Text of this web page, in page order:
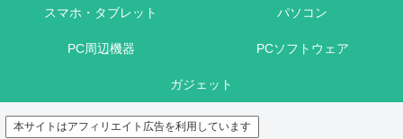
スマホ・タブレット パソコン
PC周辺機器 PCソフトウェア
ガジェット
本サイトはアフィリエイト広告を利用しています